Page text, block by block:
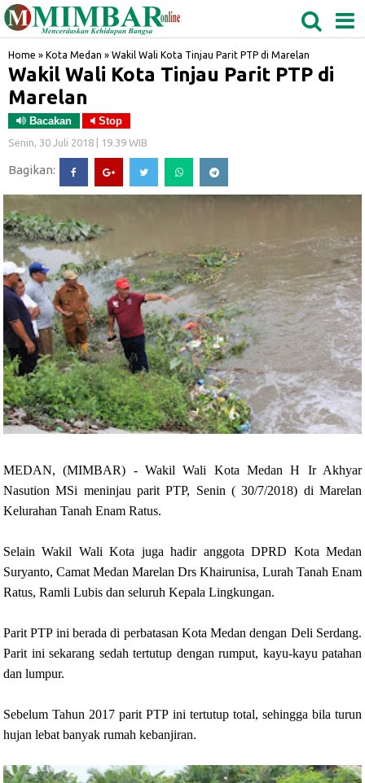
BIDANGRO
Home » Kota Medan » Wakil Wali Kota Tinjau Parit PTP di Marelan
Wakil Wali Kota Tinjau Parit PTP di
Marelan
Bacakan Stop
Senin, 30 Juli 2018 | 19.39 WIB
Bagikan:
MEDAN, (MIMBAR) - Wakil Wali Kota Medan H Ir Akhyar
Nasution MSi meninjau parit PTP, Senin ( 30/7/2018) di Marelan
Kelurahan Tanah Enam Ratus.
Selain Wakil Wali Kota juga hadir anggota DPRD Kota Medan
Suryanto, Camat Medan Marelan Drs Khairunisa, Lurah Tanah Enam
Ratus, Ramli Lubis dan seluruh Kepala Lingkungan.
Parit PTP ini berada di perbatasan Kota Medan dengan Deli Serdang.
Parit ini sekarang sedah tertutup dengan rumput, kayu-kayu patahan
dan lumpur.
Sebelum Tahun 2017 parit PTP ini tertutup total, sehingga bila turun
hujan lebat banyak rumah kebanjiran.